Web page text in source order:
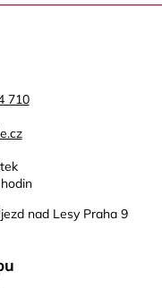
710
nad Lesy Praha 9